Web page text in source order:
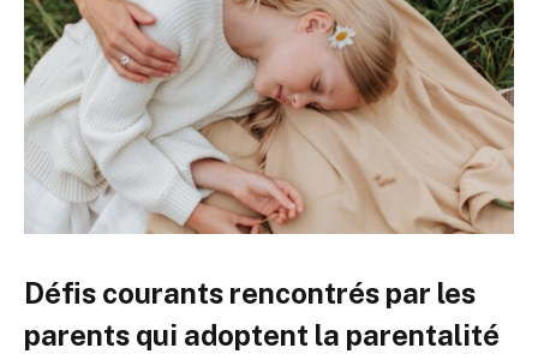
Défis courants rencontrés par les
parents qui adoptent la parentalité